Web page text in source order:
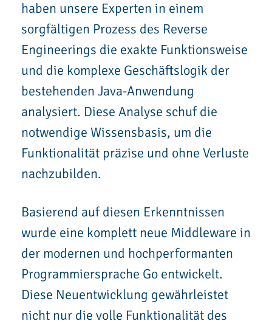
haben unsere Experten in einem
sorgfältigen Prozess des Reverse
Engineerings die exakte Funktionsweise
und die komplexe Geschäftslogik der
bestehenden Java-Anwendung
analysiert. Diese Analyse schuf die
notwendige Wissensbasis, um die
Funktionalität präzise und ohne Verluste
nachzubilden.
Basierend auf diesen Erkenntnissen
wurde eine komplett neue Middleware in
der modernen und hochperformanten
Programmiersprache Go entwickelt.
Diese Neuentwicklung gewährleistet
nicht nur die volle Funktionalität des